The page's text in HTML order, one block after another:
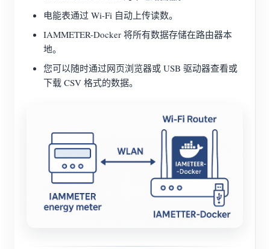
电能表通过 Wi-Fi 自动上传读数。
IAMMETER-Docker 将所有数据存储在路由器本
地。
您可以随时通过网页浏览器或 USB 驱动器查看或
下载 CSV 格式的数据。